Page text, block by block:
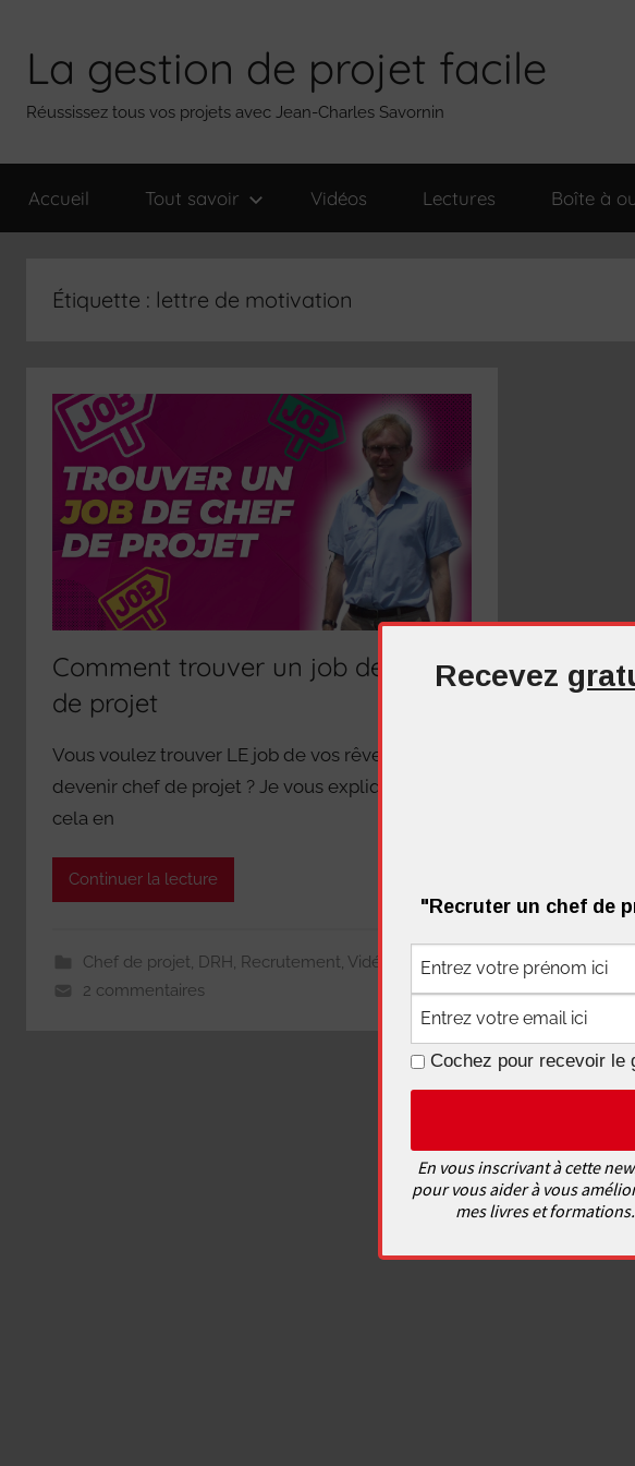
contenu
La gestion de projet facile
Réussissez tous vos projets avec Jean-Charles Savornin
Accueil Tout savoir Vidéos Lectures Boîte à
Étiquette : lettre de motivation
Comment trouver un job de chef
de projet
Vous voulez trouver LE job de vos rêves et
devenir chef de projet ? Je vous explique tout
cela en
Continuer la lecture
Chef de projet, DRH, Recrutement, Vidéos
2 commentaires
Recevez
"Recruter un chef de
Cochez pour recevoir le
En vous inscrivant à cette
pour vous aider à vous
mes livres et